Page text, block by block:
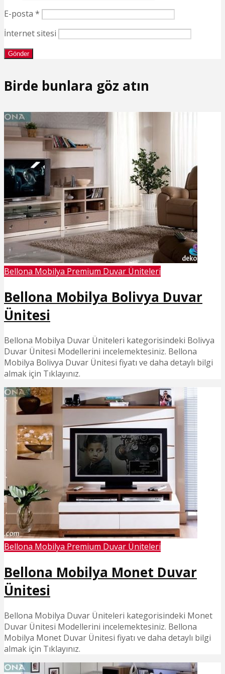
E-posta *
İnternet sitesi
Birde bunlara göz atın
Bellona Mobilya Premium Duvar Üniteleri
Bellona Mobilya Bolivya Duvar
Ünitesi
Bellona Mobilya Duvar Üniteleri kategorisindeki Bolivya
Duvar Ünitesi Modellerini incelemektesiniz. Bellona
Mobilya Bolivya Duvar Ünitesi fiyatı ve daha detaylı bilgi
almak için Tıklayınız.
Bellona Mobilya Premium Duvar Üniteleri
Bellona Mobilya Monet Duvar
Ünitesi
Bellona Mobilya Duvar Üniteleri kategorisindeki Monet
Duvar Ünitesi Modellerini incelemektesiniz. Bellona
Mobilya Monet Duvar Ünitesi fiyatı ve daha detaylı bilgi
almak için Tıklayınız.